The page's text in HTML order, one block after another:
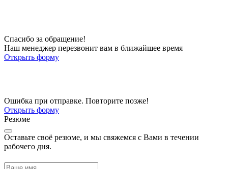
Спасибо за обращение!
Наш менеджер перезвонит вам в ближайшее время
Открыть форму
Ошибка при отправке. Повторите позже!
Открыть форму
Резюме
Оставьте своё резюме, и мы свяжемся с Вами в течении
рабочего дня.